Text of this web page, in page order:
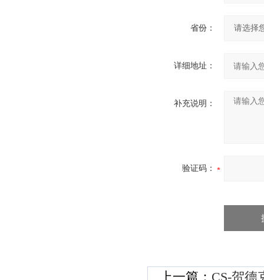
省份：
详细地址：
补充说明：
验证码：
上一篇： CS-贺德